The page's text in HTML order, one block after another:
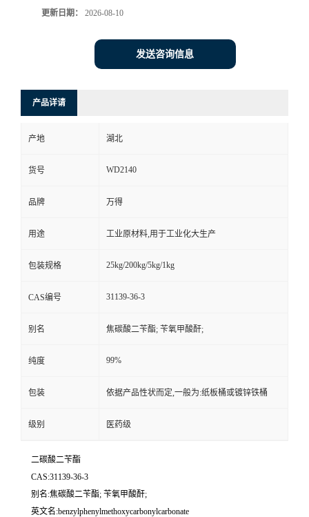
更新日期： 2026-08-10
发送咨询信息
产品详请
产地 湖北
货号 WD2140
品牌 万得
用途 工业原材料,用于工业化大生产
包装规格 25kg/200kg/5kg/1kg
CAS编号 31139-36-3
别名 焦碳酸二苄酯; 苄氧甲酸酐;
纯度 99%
包装 依据产品性状而定,一般为:纸板桶或镀锌铁桶
级别 医药级
二碳酸二苄酯
CAS:31139-36-3
别名:焦碳酸二苄酯; 苄氧甲酸酐;
英文名:benzylphenylmethoxycarbonylcarbonate